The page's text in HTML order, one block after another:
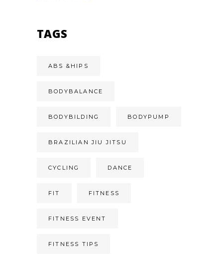
TAGS
ABS &HIPS
BODYBALANCE
BODYBILDING BODYPUMP
BRAZILIAN JIU JITSU
CYCLING DANCE
FIT FITNESS
FITNESS EVENT
FITNESS TIPS